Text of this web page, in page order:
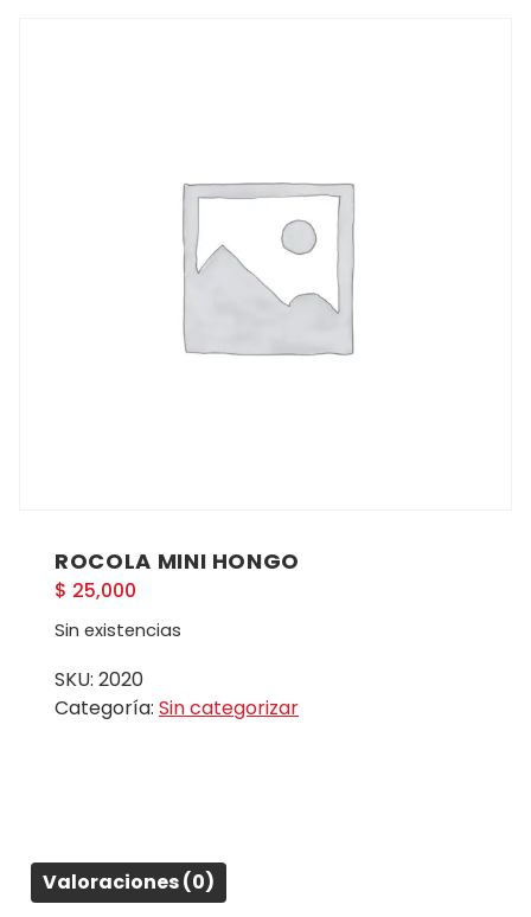
ROCOLA MINI HONGO
$ 25,000
Sin existencias
SKU: 2020
Categoría: Sin categorizar
Valoraciones (0)